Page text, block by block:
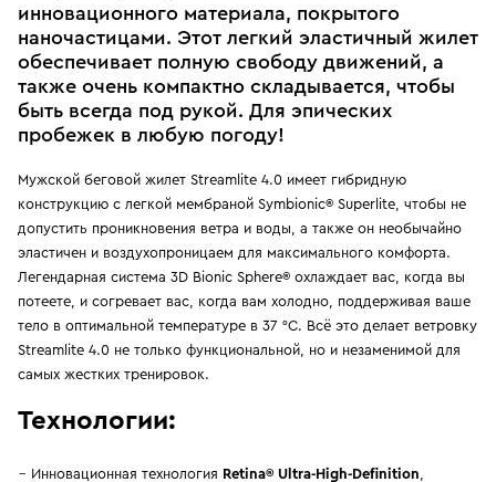
инновационного материала, покрытого
наночастицами. Этот легкий эластичный жилет
обеспечивает полную свободу движений, а
также очень компактно складывается, чтобы
быть всегда под рукой. Для эпических
пробежек в любую погоду!
Мужской беговой жилет Streamlite 4.0 имеет гибридную
конструкцию с легкой мембраной Symbionic® Superlite, чтобы не
допустить проникновения ветра и воды, а также он необычайно
эластичен и воздухопроницаем для максимального комфорта.
Легендарная система 3D Bionic Sphere® охлаждает вас, когда вы
потеете, и согревает вас, когда вам холодно, поддерживая ваше
тело в оптимальной температуре в 37 °C. Всё это делает ветровку
Streamlite 4.0 не только функциональной, но и незаменимой для
самых жестких тренировок.
Технологии:
Инновационная технология Retina® Ultra-High-Definition